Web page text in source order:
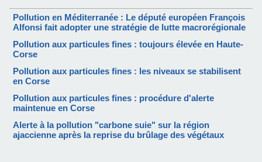
Pollution en Méditerranée : Le député européen François
Alfonsi fait adopter une stratégie de lutte macrorégionale
Pollution aux particules fines : toujours élevée en Haute-
Corse
Pollution aux particules fines : les niveaux se stabilisent
en Corse
Pollution aux particules fines : procédure d'alerte
maintenue en Corse
Alerte à la pollution "carbone suie" sur la région
ajaccienne après la reprise du brûlage des végétaux